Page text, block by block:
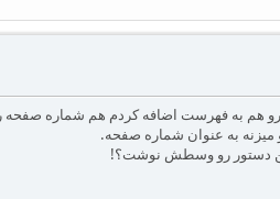
دستور رو وسطش نوشت؟!